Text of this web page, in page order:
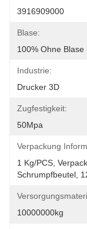
3916909000
Blase:
100% Ohne Blase
Industrie:
Drucker 3D
Zugfestigkeit:
50Mpa
Verpackung
1 Kg/PCS,
Schrumpfbeutel,
10000000kg